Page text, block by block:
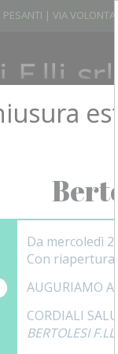
| VIA
Da mercoledì
Con riapertura
AUGURIAMO A
CORDIALI
BERTOLESI F.LLI